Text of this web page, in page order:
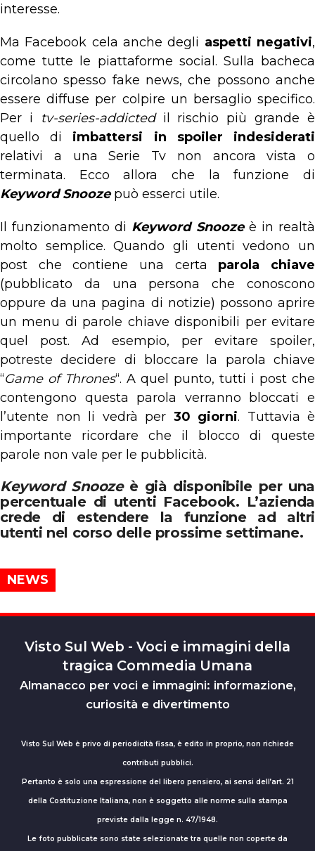
interesse.
Ma Facebook cela anche degli aspetti negativi,
come tutte le piattaforme social. Sulla bacheca
circolano spesso fake news, che possono anche
essere diffuse per colpire un bersaglio specifico.
Per i
tv-series-addictedil rischio più grande è
quello di
imbattersi in spoiler indesiderati
relativi a una Serie Tv non ancora vista o
terminata. Ecco allora che la funzione di
Keyword Snoozepuò esserci utile.
Il funzionamento di Keyword Snoozeè in realtà
molto semplice. Quando gli utenti vedono un
post che contiene una certa parola chiave
(pubblicato da una persona che conoscono
oppure da una pagina di notizie) possono aprire
un menu di parole chiave disponibili per evitare
quel post. Ad esempio, per evitare spoiler,
potreste decidere di bloccare la parola chiave
“Game of Thrones“. A quel punto, tutti i post che
contengono questa parola verranno bloccati e
l’utente non li vedrà per 30 giorni. Tuttavia è
importante ricordare che il blocco di queste
parole non vale per le pubblicità.
Keyword Snoozeè già disponibile per una
percentuale di utenti Facebook. L’azienda
crede di estendere la funzione ad altri
utenti nel corso delle prossime settimane.
NEWS
Visto Sul Web - Voci e immagini della
tragica Commedia Umana
Almanacco per voci e immagini: informazione,
curiosità e divertimento
Visto Sul Web è privo di periodicità fissa, è edito in proprio, non richiede
contributi pubblici.
Pertanto è solo una espressione del libero pensiero, ai sensi dell’art. 21
della Costituzione Italiana, non è soggetto alle norme sulla stampa
previste dalla legge n. 47/1948.
Le foto pubblicate sono state selezionate tra quelle non coperte da